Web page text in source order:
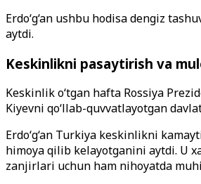
Erdo‘g‘an ushbu hodisa dengiz
aytdi.
Keskinlikni pasaytirish va
Keskinlik o‘tgan hafta Rossiya
Kiyevni qo‘llab-quvvatlayotgan
Erdo‘g‘an Turkiya keskinlikni
himoya qilib kelayotganini aytdi. U
zanjirlari uchun ham nihoyatda